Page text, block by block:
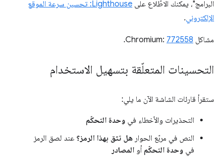
البرامج"، يمكنك الاطّلاع على
Lighthouse: تحسين سرعة الموقع
الإلكتروني.
مشاكل Chromium: 772558
.
التحسينات المتعلّقة بتسهيل الاستخدام
ستقرأ قارئات الشاشة الآن ما يلي:
التحذيرات والأخطاء في وحدة التحكّم
النص في مربّع الحوار هل تثق بهذا الرمز؟ عند لصق الرمز
في وحدة التحكّم أو المصادر